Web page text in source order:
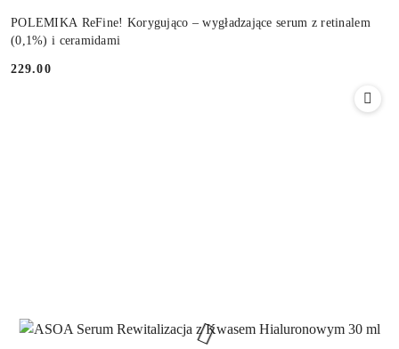
POLEMIKA ReFine! Korygująco – wygładzające serum z retinalem
(0,1%) i ceramidami
Cena:
229.00